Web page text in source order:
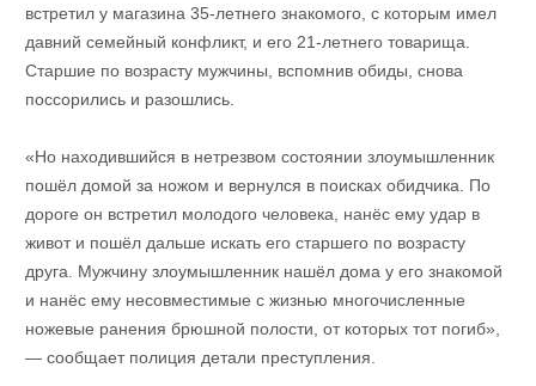
встретил у магазина 35-летнего знакомого, с которым имел
давний семейный конфликт, и его 21-летнего товарища.
Старшие по возрасту мужчины, вспомнив обиды, снова
поссорились и разошлись.
«Но находившийся в нетрезвом состоянии злоумышленник
пошёл домой за ножом и вернулся в поисках обидчика. По
дороге он встретил молодого человека, нанёс ему удар в
живот и пошёл дальше искать его старшего по возрасту
друга. Мужчину злоумышленник нашёл дома у его знакомой
и нанёс ему несовместимые с жизнью многочисленные
ножевые ранения брюшной полости, от которых тот погиб»,
— сообщает полиция детали преступления.